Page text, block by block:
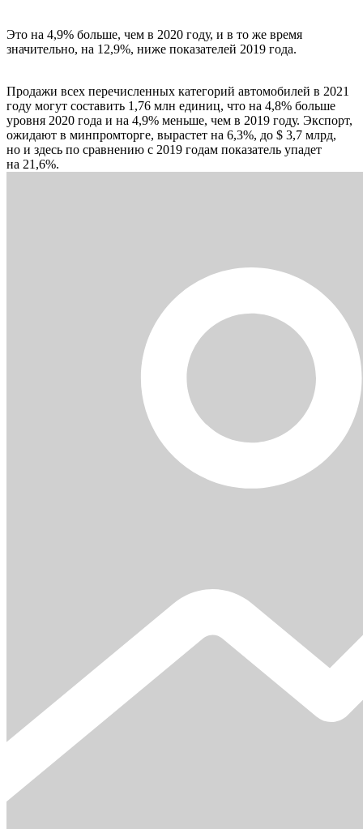
Это на 4,9% больше, чем в 2020 году, и в то же время
значительно, на 12,9%, ниже показателей 2019 года.
Продажи всех перечисленных категорий автомобилей в 2021
году могут составить 1,76 млн единиц, что на 4,8% больше
уровня 2020 года и на 4,9% меньше, чем в 2019 году. Экспорт,
ожидают в минпромторге, вырастет на 6,3%, до $ 3,7 млрд,
но и здесь по сравнению с 2019 годам показатель упадет
на 21,6%.